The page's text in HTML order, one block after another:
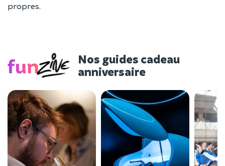
propres.
Nos guides cadeau
anniversaire